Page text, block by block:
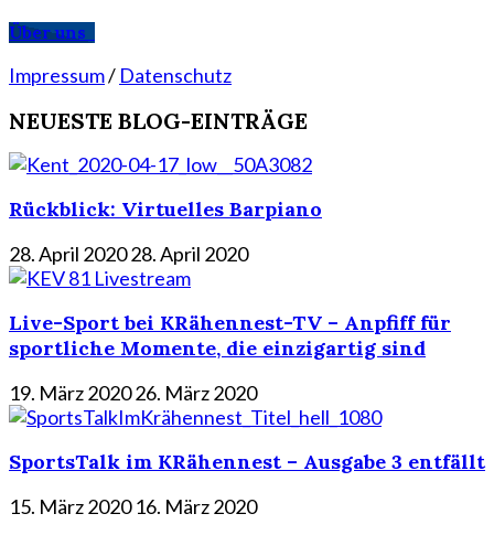
Über uns
Impressum/ Datenschutz
NEUESTE BLOG-EINTRÄGE
Rückblick: Virtuelles Barpiano
28. April 202028. April 2020
Live-Sport bei KRähennest-TV – Anpfiff für
sportliche Momente, die einzigartig sind
19. März 202026. März 2020
SportsTalk im KRähennest – Ausgabe 3 entfällt
15. März 2020 16. März 2020